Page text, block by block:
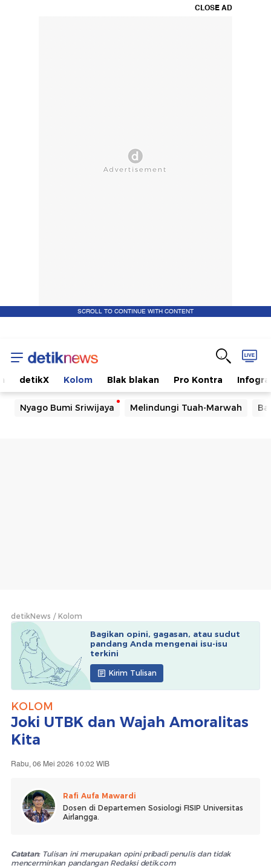
CLOSE AD
SCROLL TO CONTINUE WITH CONTENT
detikX Kolom Blak blakan Pro Kontra
Nyago Bumi Sriwijaya Melindungi Tuah-Marwah
detikNews Kolom
Bagikan opini, gagasan, atau sudut
pandang Anda mengenai isu-isu
terkini
Kirim Tulisan
KOLOM
Joki UTBK dan Wajah Amoralitas
Kita
Rabu, 06 Mei 2026 10:02 WIB
Rafi Aufa Mawardi
Dosen di Departemen Sosiologi FISIP Universitas
Airlangga.
Catatan:Tulisan ini merupakan opini pribadi penulis dan tidak
mencerminkan pandangan Redaksi detik.com